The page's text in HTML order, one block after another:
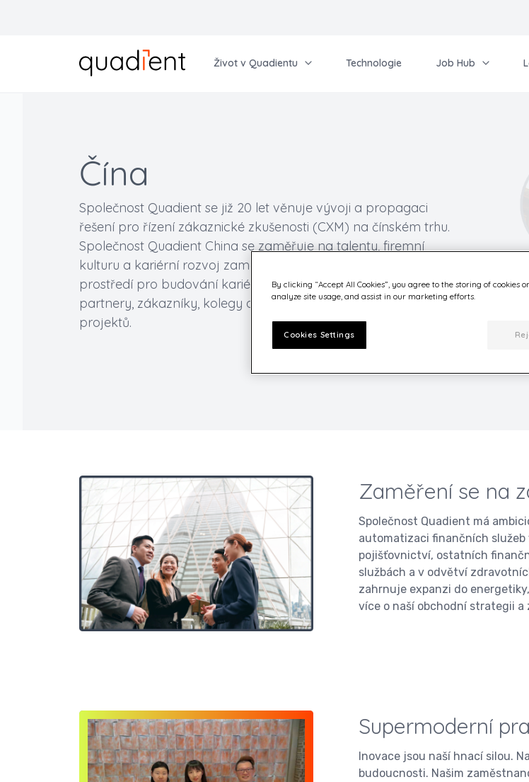
Německý
Život v Quadientu Technologie Job Hub
Proč Quadient
Rozvíjej se a uč se
Rozmanití společně
Najdi svou vysněnou práci
Pracovní kategorie
Čína
Společnost Quadient se již 20 let věnuje vývoji a propagaci
řešení pro řízení zákaznické zkušenosti (CXM) na čínském trhu.
Společnost Quadient China se zaměřuje na talenty, firemní
kulturu a kariérní rozvoj zaměstnanců a nabízí zajímavé
prostředí pro budování kariéry díky efektivnímu propojení s
partnery, zákazníky, kolegy a dopravci na cestě k realizaci
projektů.
Zaměření se na
Společnost Quadient má
automatizaci finančních
pojišťovnictví, ostatních
službách a v odvětví
zahrnuje expanzi do
více o naší obchodní strategii
Supermoderní
Inovace jsou naší hnací silou.
budoucnosti. Našim
By clicking “Accept All Cookies”, you agree to the storing of cookies
analyze site usage, and assist in our marketing efforts.
Cookies Settings